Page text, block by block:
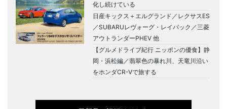
化し続けている
日産キックス＋エルグランド／レクサスES
／SUBARUレヴォーグ・レイバック／三菱
アウトランダーPHEV 他
【グルメドライブ紀行 ニッポンの優食】静
岡・浜松編／翡翠色の暴れ川、天竜川沿い
をホンダCR-Vで旅する